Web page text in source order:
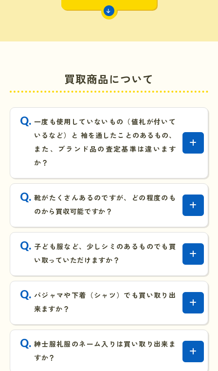
買取商品について
一度も使用していないもの（値札が付いて
いるなど）と 袖を通したことのあるもの、
また、ブランド品の査定基準は違います
か？
靴がたくさんあるのですが、どの程度のも
のから買収可能ですか？
子ども服など、少しシミのあるものでも買
い取っていただけますか？
パジャマや下着（シャツ）でも買い取り出
来ますか？
紳士服礼服のネーム入りは買い取り出来ま
すか？